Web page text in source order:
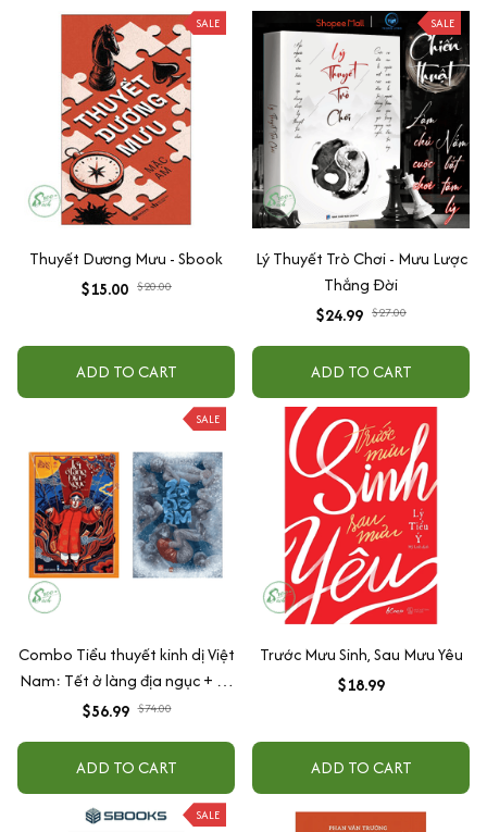
SALE
Thuyết Dương Mưu - Sbook
$15.00 $20.00
ADD TO CART
SALE
Lý Thuyết Trò Chơi - Mưu Lược
Thắng Đời
$24.99 $27.00
ADD TO CART
SALE
Combo Tiểu thuyết kinh dị Việt
Nam: Tết ở làng địa ngục + 25
độ âm
$56.99 $74.00
ADD TO CART
Trước Mưu Sinh, Sau Mưu Yêu
$18.99
ADD TO CART
SALE